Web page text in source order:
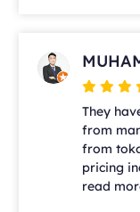
They
from
from
pricing
read